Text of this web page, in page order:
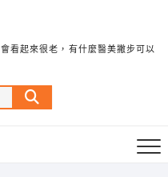
看起來很老，有什麼醫美撇步可以
Search
…